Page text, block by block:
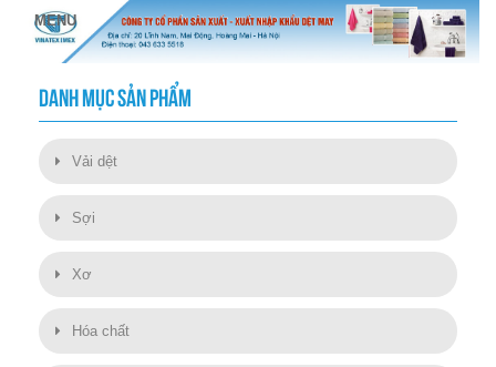
DANH MỤC SẢN PHẨM
Vải dệt
Sợi
Xơ
Hóa chất